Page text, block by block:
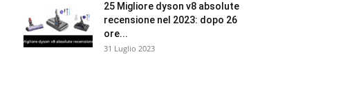
25 Migliore dyson v8 absolute
recensione nel 2023: dopo 26
ore...
31 Luglio 2023